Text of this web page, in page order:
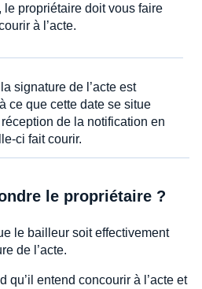
propriétaire doit vous faire
à l’acte.
signature de l’acte est
ce que cette date se situe
de la notification en
ci fait courir.
le propriétaire ?
le bailleur soit effectivement
de l’acte.
qu’il entend concourir à l’acte et